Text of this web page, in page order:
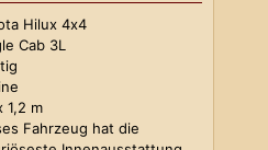
Hilux 4x4
Cab 3L
1,2 m
Fahrzeug hat die